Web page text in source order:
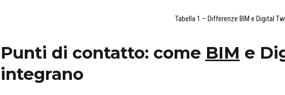
Tabella 1 – Differenze BIM e Digital
Punti di contatto: come BIM e
integrano